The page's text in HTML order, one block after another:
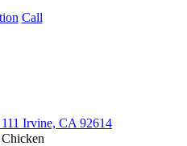
Call
Irvine, CA 92614